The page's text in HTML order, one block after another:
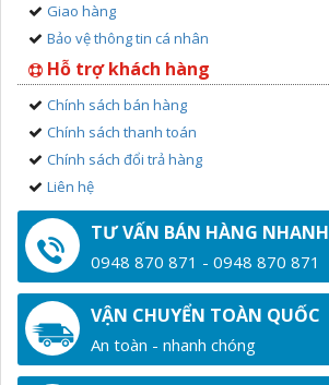
Giao hàng
Bảo vệ thông tin cá nhân
Hỗ trợ khách hàng
Chính sách bán hàng
Chính sách thanh toán
Chính sách đổi trả hàng
Liên hệ
TƯ VẤN BÁN HÀNG NHANH
0948 870 871 - 0948 870 871
VẬN CHUYỂN TOÀN QUỐC
An toàn - nhanh chóng